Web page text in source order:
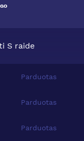
S raide
Parduotas
Parduotas
Parduotas